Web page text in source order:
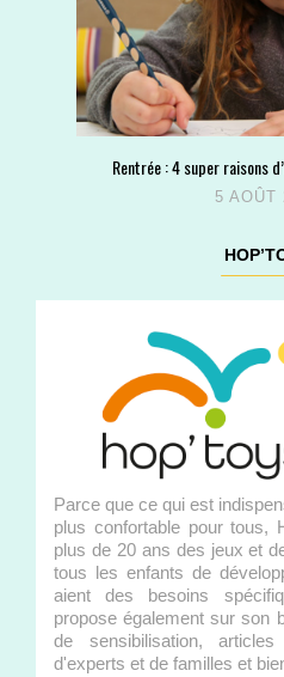
Rentrée : 4 super raisons
5 AOÛT
Parce que ce qui est
plus confortable pour tous,
plus de 20 ans des jeux et
tous les enfants de
aient des besoins
propose également sur son
de sensibilisation,
d'experts et de familles et